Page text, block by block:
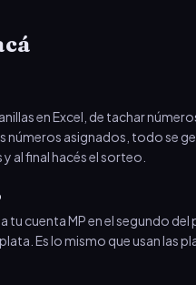
en Excel, de tachar
números asignados, todo se
al final hacés el sorteo.
cuenta MP en el segundo
Es lo mismo que usan las